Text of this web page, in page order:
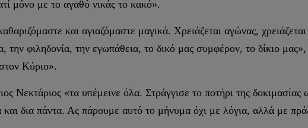
μόνο με το αγαθό νικάς το κακό».
και αγιαζόμαστε μαγικά. Χρειάζεται αγώνας,
την φιληδονία, την εγωπάθεια, το δικό μας συμφέρον, το δίκιο
Κύριο».
Νεκτάριος «τα υπέμεινε όλα. Στράγγισε το ποτήρι της δοκιμασίας
δια πάντα. Ας πάρουμε αυτό το μήνυμα όχι με λόγια, αλλά με